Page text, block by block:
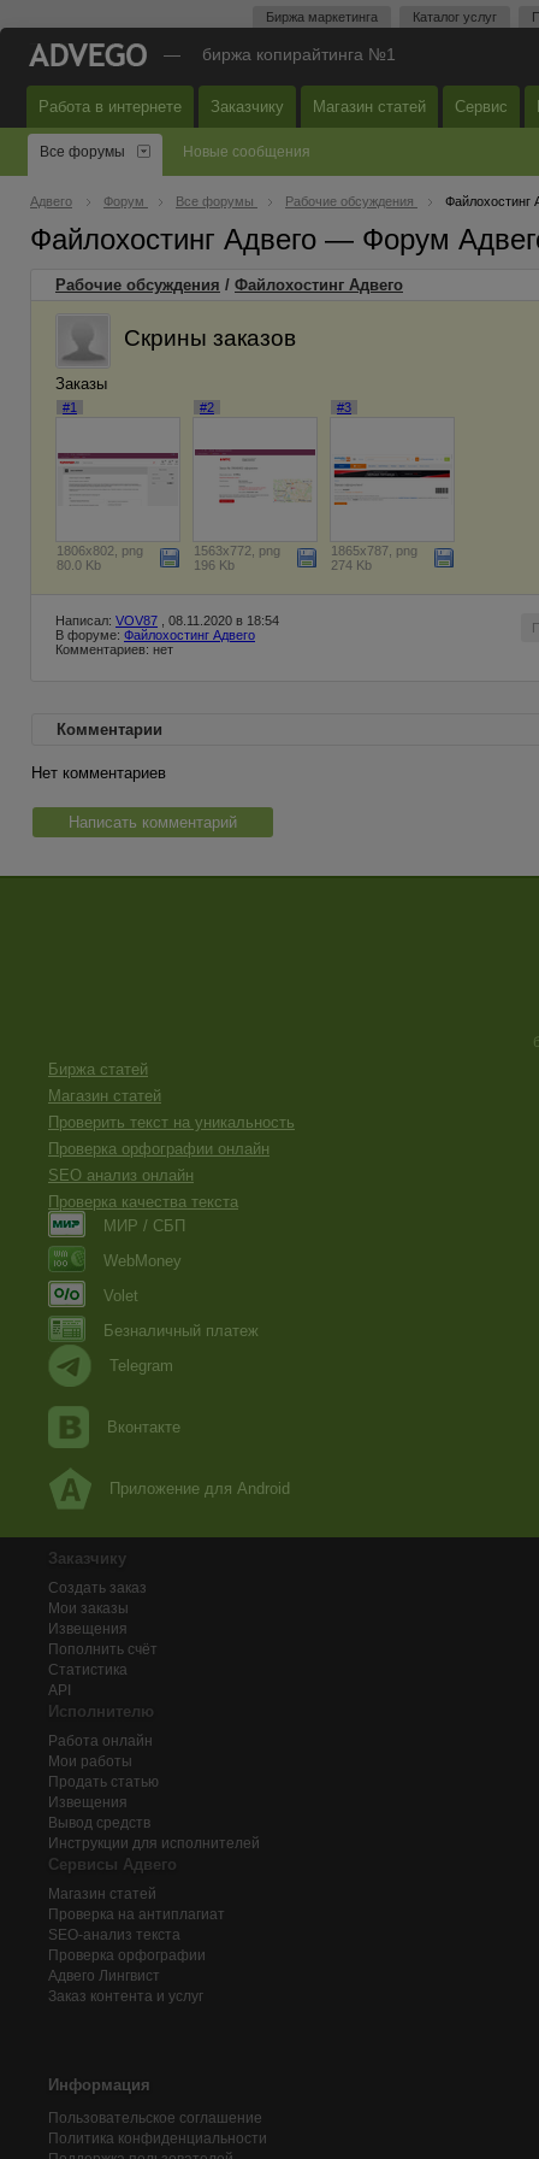
Биржа маркетинга Каталог услуг
— биржа копирайтинга №1
Работа в интернете Заказчику Магазин статей Сервис
Все форумы Новые сообщения
Адвего Форум Все форумы Рабочие обсуждения Файлохостинг
Файлохостинг Адвего — Форум
Рабочие обсуждения / Файлохостинг Адвего
Скрины заказов
Заказы
#1
1806x802, png
80.0 Kb
#2
1563x772, png
196 Kb
#3
1865x787, png
274 Kb
Написал: VOV87 , 08.11.2020 в 18:54
В форуме: Файлохостинг Адвего
Комментариев: нет
Комментарии
Нет комментариев
Написать комментарий
Биржа статей
Магазин статей
Проверить текст на уникальность
Проверка орфографии онлайн
SEO анализ онлайн
Проверка качества текста
МИР / СБП
WebMoney
Volet
Безналичный платеж
Telegram
Вконтакте
Приложение для Android
Заказчику
Создать заказ
Мои заказы
Извещения
Пополнить счёт
Статистика
API
Исполнителю
Работа онлайн
Мои работы
Продать статью
Извещения
Вывод средств
Инструкции для исполнителей
Сервисы Адвего
Магазин статей
Проверка на антиплагиат
SEO-анализ текста
Проверка орфографии
Адвего Лингвист
Заказ контента и услуг
Информация
Пользовательское соглашение
Политика конфиденциальности